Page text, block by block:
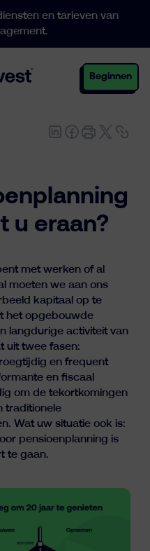
en tarieven van
Beginnen
u eraan?
met werken of al
moeten we aan ons
kapitaal op te
het opgebouwde
langdurige activiteit van
uit twee fasen:
en frequent
en fiscaal
om de tekortkomingen
traditionele
Wat uw situatie ook is:
pensioenplanning is
te gaan.